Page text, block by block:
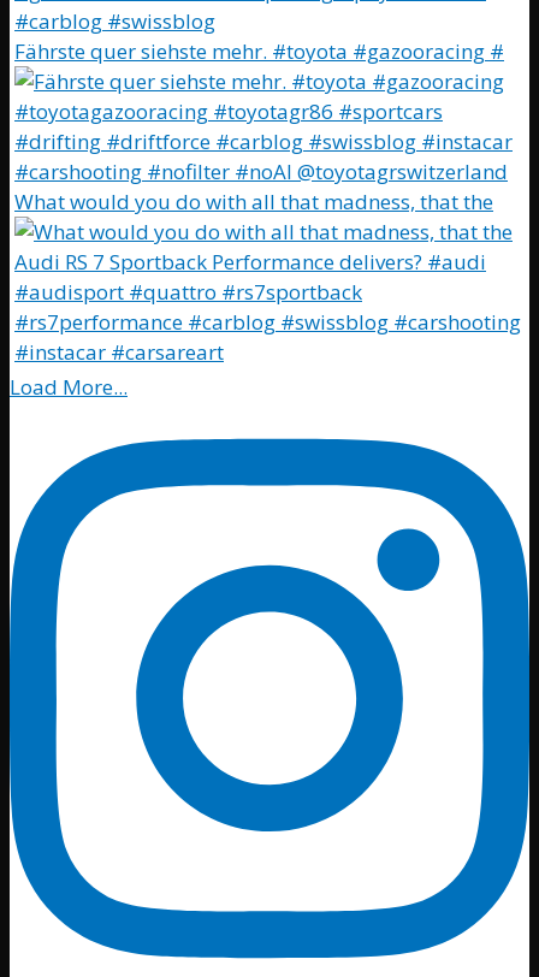
Fährste quer siehste mehr. #toyota #gazooracing #
What would you do with all that madness, that the
Load More...